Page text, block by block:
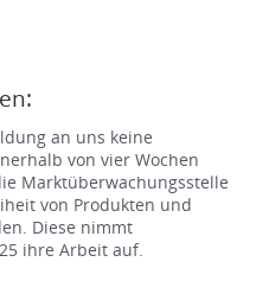
an uns keine
von vier Wochen
Marktüberwachungsstelle
von Produkten und
Diese nimmt
ihre Arbeit auf.